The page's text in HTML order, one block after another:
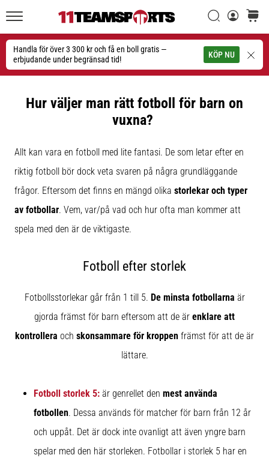
Handla för över 3 300 kr och få en boll gratis —
erbjudande under begränsad tid!
KÖP NU
Sök
Sök
1. 7. 2025
•
1 min. läsning
Play
More
dig
för
dam-
EM
2025
officiella
Nike,
PUMA.
match,
Hur väljer man rätt fotboll för barn on
vuxna?
Allt kan vara en fotboll med lite fantasi. De som letar efter en
riktig fotboll bör dock veta svaren på några grundläggande
frågor. Eftersom det finns en mängd olika storlekar och typer
av fotbollar. Vem, var/på vad och hur ofta man kommer att
spela med den är de viktigaste.
Fotboll efter storlek
Fotbollsstorlekar går från 1 till 5. De minsta fotbollarna är
gjorda främst för barn eftersom att de är enklare att
kontrollera och skonsammare för kroppen främst för att de är
lättare.
Fotboll storlek 5: är genrellet den mest använda
fotbollen. Dessa används för matcher för barn från 12 år
och uppåt. Det är dock inte ovanligt att även yngre barn
spelar med den här storleken. Fotbollar i storlek 5 har en